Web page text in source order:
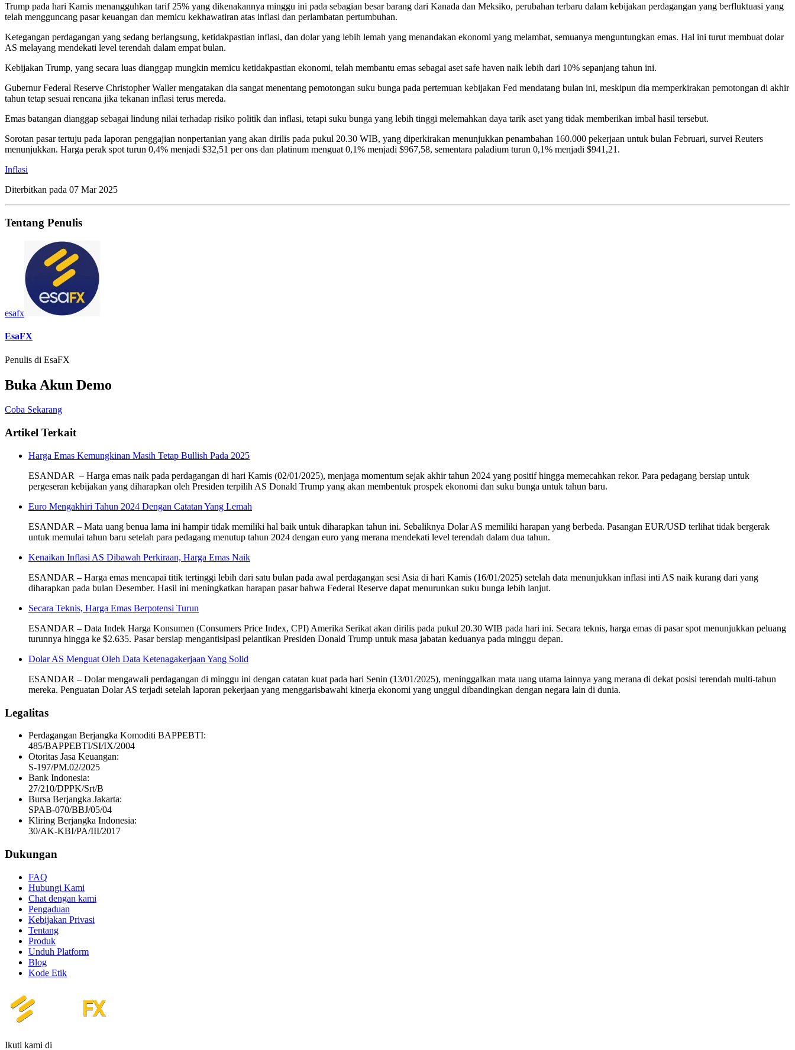
Trump pada hari Kamis menangguhkan tarif 25% yang dikenakannya minggu ini pada sebagian besar barang dari Kanada dan Meksiko, perubahan terbaru dalam kebijakan perdagangan yang berfluktuasi yang
telah mengguncang pasar keuangan dan memicu kekhawatiran atas inflasi dan perlambatan pertumbuhan.
Ketegangan perdagangan yang sedang berlangsung, ketidakpastian inflasi, dan dolar yang lebih lemah yang menandakan ekonomi yang melambat, semuanya menguntungkan emas. Hal ini turut membuat dolar
AS melayang mendekati level terendah dalam empat bulan.
Kebijakan Trump, yang secara luas dianggap mungkin memicu ketidakpastian ekonomi, telah membantu emas sebagai aset safe haven naik lebih dari 10% sepanjang tahun ini.
Gubernur Federal Reserve Christopher Waller mengatakan dia sangat menentang pemotongan suku bunga pada pertemuan kebijakan Fed mendatang bulan ini, meskipun dia memperkirakan pemotongan di akhir
tahun tetap sesuai rencana jika tekanan inflasi terus mereda.
Emas batangan dianggap sebagai lindung nilai terhadap risiko politik dan inflasi, tetapi suku bunga yang lebih tinggi melemahkan daya tarik aset yang tidak memberikan imbal hasil tersebut.
Sorotan pasar tertuju pada laporan penggajian nonpertanian yang akan dirilis pada pukul 20.30 WIB, yang diperkirakan menunjukkan penambahan 160.000 pekerjaan untuk bulan Februari, survei Reuters
menunjukkan. Harga perak spot turun 0,4% menjadi $32,51 per ons dan platinum menguat 0,1% menjadi $967,58, sementara paladium turun 0,1% menjadi $941,21.
Inflasi
Diterbitkan pada 07 Mar 2025
Tentang Penulis
esafx
EsaFX
Penulis di EsaFX
Buka Akun Demo
Coba Sekarang
Artikel Terkait
Harga Emas Kemungkinan Masih Tetap Bullish Pada 2025
ESANDAR – Harga emas naik pada perdagangan di hari Kamis (02/01/2025), menjaga momentum sejak akhir tahun 2024 yang positif hingga memecahkan rekor. Para pedagang bersiap untuk
pergeseran kebijakan yang diharapkan oleh Presiden terpilih AS Donald Trump yang akan membentuk prospek ekonomi dan suku bunga untuk tahun baru.
Euro Mengakhiri Tahun 2024 Dengan Catatan Yang Lemah
ESANDAR – Mata uang benua lama ini hampir tidak memiliki hal baik untuk diharapkan tahun ini. Sebaliknya Dolar AS memiliki harapan yang berbeda. Pasangan EUR/USD terlihat tidak bergerak
untuk memulai tahun baru setelah para pedagang menutup tahun 2024 dengan euro yang merana mendekati level terendah dalam dua tahun.
Kenaikan Inflasi AS Dibawah Perkiraan, Harga Emas Naik
ESANDAR – Harga emas mencapai titik tertinggi lebih dari satu bulan pada awal perdagangan sesi Asia di hari Kamis (16/01/2025) setelah data menunjukkan inflasi inti AS naik kurang dari yang
diharapkan pada bulan Desember. Hasil ini meningkatkan harapan pasar bahwa Federal Reserve dapat menurunkan suku bunga lebih lanjut.
Secara Teknis, Harga Emas Berpotensi Turun
ESANDAR – Data Indek Harga Konsumen (Consumers Price Index, CPI) Amerika Serikat akan dirilis pada pukul 20.30 WIB pada hari ini. Secara teknis, harga emas di pasar spot menunjukkan peluang
turunnya hingga ke $2.635. Pasar bersiap mengantisipasi pelantikan Presiden Donald Trump untuk masa jabatan keduanya pada minggu depan.
Dolar AS Menguat Oleh Data Ketenagakerjaan Yang Solid
ESANDAR – Dolar mengawali perdagangan di minggu ini dengan catatan kuat pada hari Senin (13/01/2025), meninggalkan mata uang utama lainnya yang merana di dekat posisi terendah multi-tahun
mereka. Penguatan Dolar AS terjadi setelah laporan pekerjaan yang menggarisbawahi kinerja ekonomi yang unggul dibandingkan dengan negara lain di dunia.
Legalitas
Perdagangan Berjangka Komoditi BAPPEBTI:
485/BAPPEBTI/SI/IX/2004
Otoritas Jasa Keuangan:
S-197/PM.02/2025
Bank Indonesia:
27/210/DPPK/Srt/B
Bursa Berjangka Jakarta:
SPAB-070/BBJ/05/04
Kliring Berjangka Indonesia:
30/AK-KBI/PA/III/2017
Dukungan
FAQ
Hubungi Kami
Chat dengan kami
Pengaduan
Kebijakan Privasi
Tentang
Produk
Unduh Platform
Blog
Kode Etik
Ikuti kami di